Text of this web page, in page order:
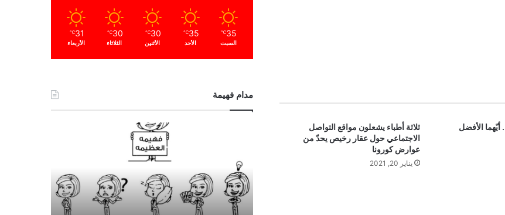
أيّهما الأفضل
ثلاثة أطباء يشعلون مواقع التواصل
الاجتماعي حول عقار رخيص يحدّ من
عوارض كورونا
يناير 20, 2021
35
℃
السبت
35
℃
الأحد
30
℃
الأثنين
30
℃
الثلاثاء
31
℃
الأربعاء
مدام فهيمة
د